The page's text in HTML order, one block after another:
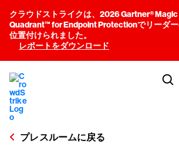
クラウドストライクは、2026 Gartner® Magic
Quadrant™ for Endpoint Protectionでリーダ
位置付けられました。
レポートをダウンロード
プレスルームに戻る